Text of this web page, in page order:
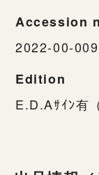
Accession
2022-00-
Edition
E.D.Aｻｲﾝ有